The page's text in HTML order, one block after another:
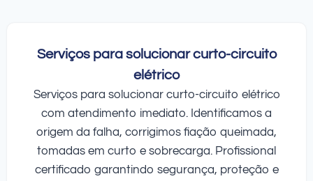
Serviços para solucionar curto-circuito
elétrico
Serviços para solucionar curto-circuito elétrico
com atendimento imediato. Identificamos a
origem da falha, corrigimos fiação queimada,
tomadas em curto e sobrecarga. Profissional
certificado garantindo segurança, proteção e